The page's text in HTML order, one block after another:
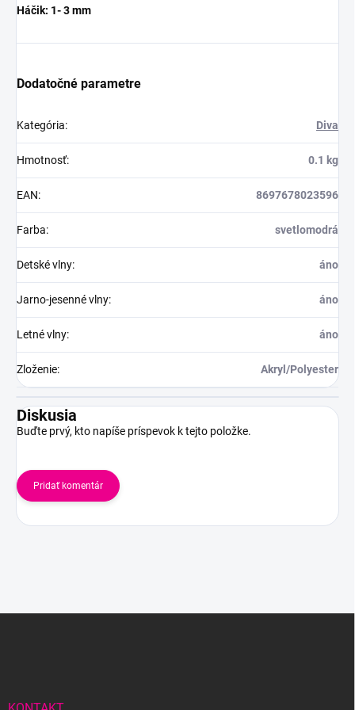
Háčik: 1- 3 mm
Dodatočné parametre
Kategória: Diva
Hmotnosť: 0.1 kg
EAN: 8697678023596
Farba: svetlomodrá
Detské vlny: áno
Jarno-jesenné vlny: áno
Letné vlny: áno
Zloženie: Akryl/Polyester
Diskusia
Buďte prvý, kto napíše príspevok k tejto položke.
Pridať komentár